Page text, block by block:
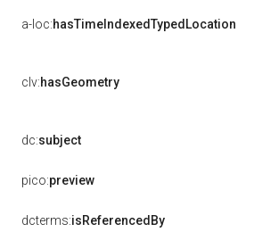
a-loc:hasTimeIndexedTypedLocation
clv:hasGeometry
dc:subject
pico:preview
dcterms:isReferencedBy